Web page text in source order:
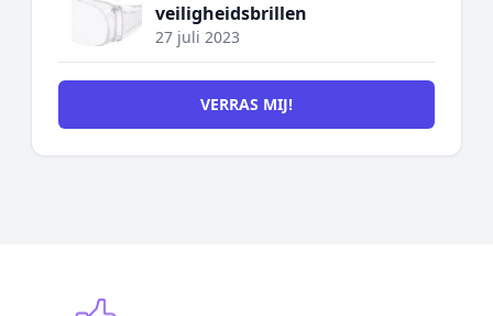
veiligheidsbrillen
27 juli 2023
VERRAS MIJ!